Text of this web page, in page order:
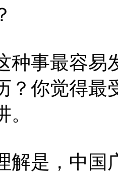
种事最容易
？你觉得最
解是，中国